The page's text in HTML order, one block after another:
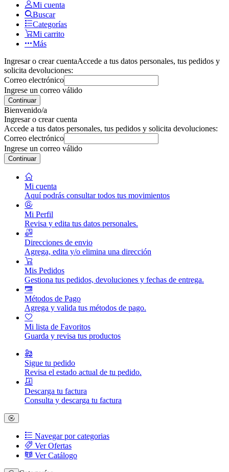
Mi cuenta
Buscar
Categorías
Mi carrito
Más
Ingresar o crear cuentaAccede a tus datos personales, tus pedidos y
solicita devoluciones:
Correo electrónico
Ingrese un correo válido
Continuar
Bienvenido/a
Ingresar o crear cuenta
Accede a tus datos personales, tus pedidos y solicita devoluciones:
Correo electrónico
Ingrese un correo válido
Continuar
Mi cuenta
Aquí podrás consultar todos tus movimientos
Mi Perfil
Revisa y edita tus datos personales.
Direcciones de envio
Agrega, edita y/o elimina una dirección
Mis Pedidos
Gestiona tus pedidos, devoluciones y fechas de entrega.
Métodos de Pago
Agrega y valida tus métodos de pago.
Mi lista de Favoritos
Guarda y revisa tus productos
Sigue tu pedido
Revisa el estado actual de tu pedido.
Descarga tu factura
Consulta y descarga tu factura
Navegar por categorias
Ver Ofertas
Ver Catálogo